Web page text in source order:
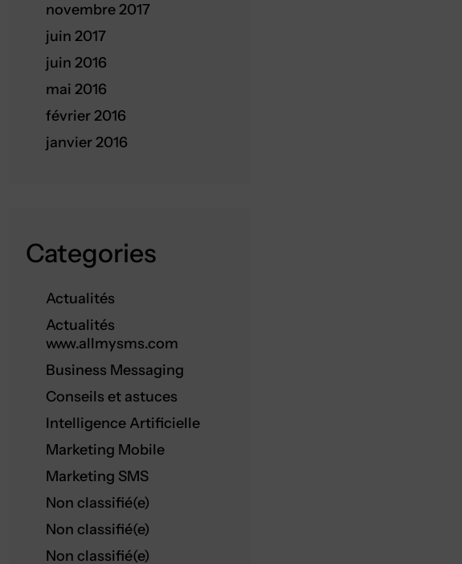
novembre 2017
juin 2017
juin 2016
mai 2016
février 2016
janvier 2016
Categories
Actualités
Actualités
www.allmysms.com
Business Messaging
Conseils et astuces
Intelligence Artificielle
Marketing Mobile
Marketing SMS
Non classifié(e)
Non classifié(e)
Non classifié(e)